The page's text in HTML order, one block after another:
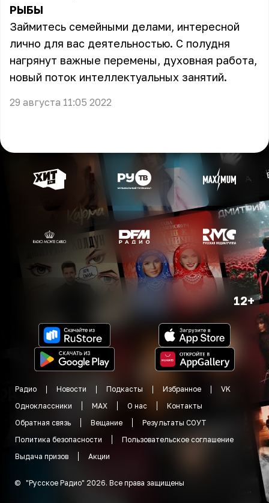
РЫБЫ
Займитесь семейными делами, интересной
лично для вас деятельностью. С полудня
нагрянут важные перемены, духовная работа,
новый поток интеллектуальных занятий.
29 августа 11:05 2022
12+
Радио Новости Подкасты Избранное
VK
Одноклассники
MAX О нас
Контакты
Обратная связь
Вещание
Результаты СОУТ
Политика безопасности
Пользовательское соглашение
Выдача призов
Акции
© "Русское Радио" 2026. Все права защищены